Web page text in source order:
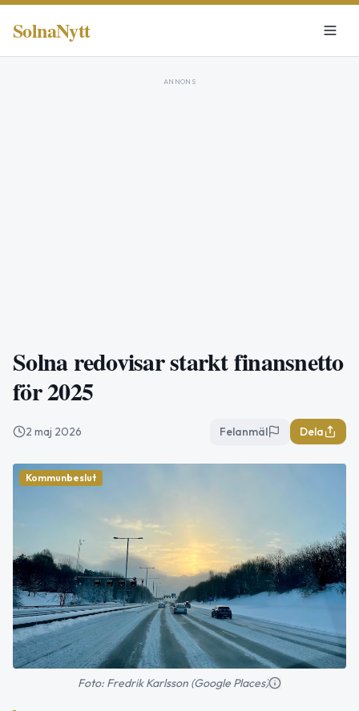
SolnaNytt
ANNONS
Solna redovisar starkt finansnetto
för 2025
2 maj 2026 Felanmäl Dela
Kommunbeslut
Foto: Fredrik Karlsson (Google Places)